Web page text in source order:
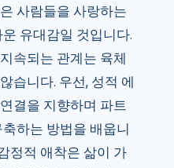
사람들을 사랑하는
유대감일 것입니다.
속되는 관계는 육체
습니다. 우선, 성적 에
결을 지향하며 파트
하는 방법을 배웁니
정적 애착은 삶이 가